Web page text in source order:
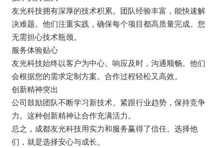
友光科技拥有深厚的技术积累。团队经验丰富，能快速解
决难题。他们注重实践，确保每个项目都高质量完成。您
无需担心技术瓶颈。
服务体验贴心
友光科技始终以客户为中心。响应及时，沟通顺畅。他们
会根据您的需求定制方案。合作过程轻松又高效。
创新精神突出
公司鼓励团队不断学习新技术。紧跟行业趋势，保持竞争
力。这种创新精神让合作充满活力。
总之，成都友光科技用实力和服务赢得了信任。选择他
们，就是选择安心与成长。